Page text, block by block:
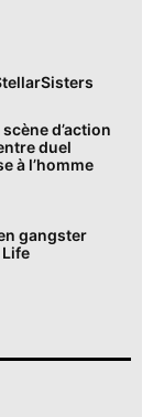
d’action
duel
à l’homme
gangster